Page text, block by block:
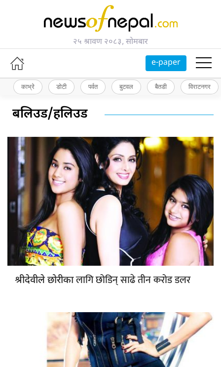
२५ श्रावण २०८३, सोमबार
e-paper
काभ्रे डोटी पर्वत बुटवल बैतडी विराटनगर
बलिउड/हलिउड
श्रीदेवीले छोरीकालागि छोडिन् साढे तीन करोड डलर